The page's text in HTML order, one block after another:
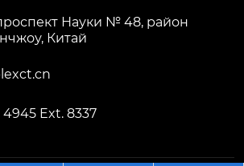
Науки № 48, район
Китай
4945 Ext. 8337